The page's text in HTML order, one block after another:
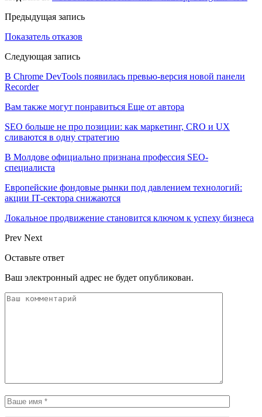
Предыдущая запись
Показатель отказов
Следующая запись
В Chrome DevTools появилась превью-версия новой панели
Recorder
Вам также могут понравиться Еще от автора
SEO больше не про позиции: как маркетинг, CRO и UX
сливаются в одну стратегию
В Молдове официально признана профессия SEO-
специалиста
Европейские фондовые рынки под давлением технологий:
акции IT‑сектора снижаются
Локальное продвижение становится ключом к успеху бизнеса
Prev Next
Оставьте ответ
Ваш электронный адрес не будет опубликован.